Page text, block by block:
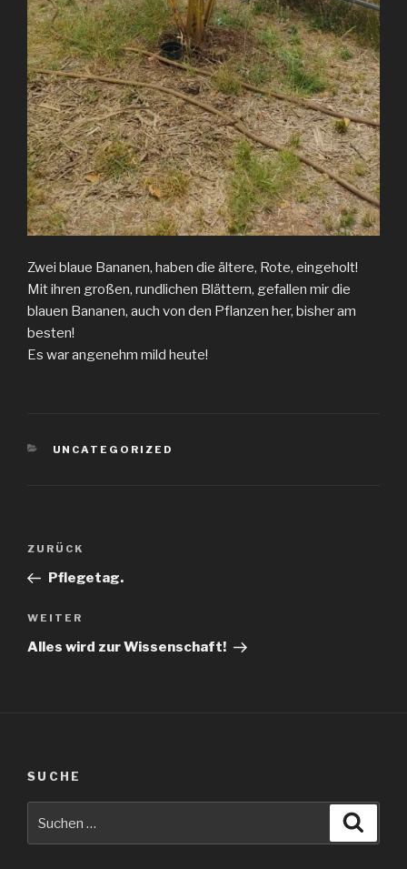
Zwei blaue Bananen, haben die ältere, Rote, eingeholt!
Mit ihren großen, rundlichen Blättern, gefallen mir die
blauen Bananen, auch von den Pflanzen her, bisher am
besten!
Es war angenehm mild heute!
KATEGORIEN
UNCATEGORIZED
Beitragsnavigation
Vorheriger
Beitrag
ZURÜCK
Pflegetag.
Nächster
Beitrag
WEITER
Alles wird zur Wissenschaft!
SUCHE